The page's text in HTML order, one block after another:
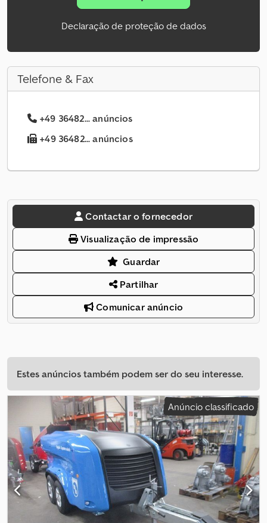
Declaração de proteção de dados
Telefone & Fax
+49 36482... anúncios
+49 36482... anúncios
Contactar o fornecedor
Visualização de impressão
Guardar
Partilhar
Comunicar anúncio
Estes anúncios também podem ser do seu interesse.
Anúncio classificado